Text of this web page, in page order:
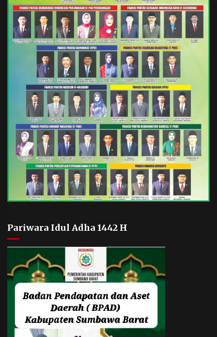
Pariwara Idul Adha 1442 H